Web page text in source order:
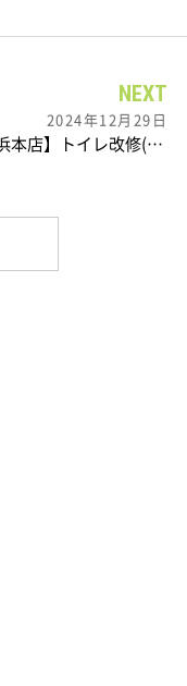
NEXT
2024年12月29日
【新居浜本店】トイレ改修(*^-^*)